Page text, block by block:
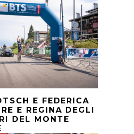
E FEDERICA
E REGINA DEGLI
DEL MONTE